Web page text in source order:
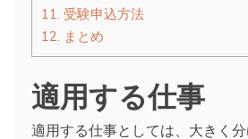
11.
受験申込方法
12.
まとめ
適用する仕事
適用する仕事としては、大きく